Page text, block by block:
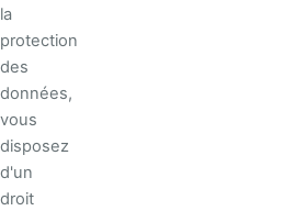
la
protection
des
données,
vous
disposez
d'un
droit